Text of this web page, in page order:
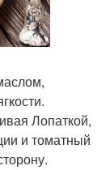
Лопаткой,
и томатный